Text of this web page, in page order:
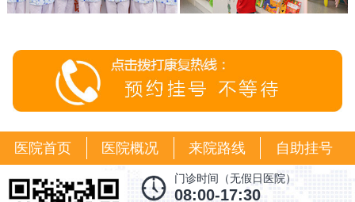
医院首页 医院概况 来院路线 自助挂号
门诊时间（无假日医院）
08:00-17:30